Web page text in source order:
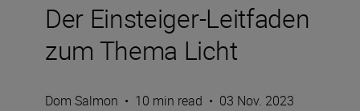
Der Einsteiger-Leitfaden
zum Thema Licht
Dom Salmon • 10 min read • 03 Nov. 2023